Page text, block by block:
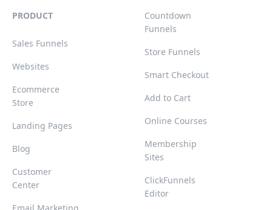
PRODUCT
Sales Funnels
Websites
Ecommerce
Store
Landing Pages
Blog
Customer
Center
Countdown
Funnels
Store Funnels
Smart Checkout
Add to Cart
Online Courses
Membership
Sites
ClickFunnels
Editor